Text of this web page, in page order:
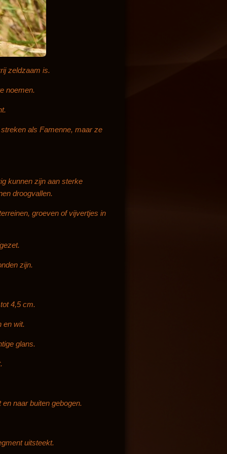
zeldzaam is.
noemen.
als Famenne, maar ze
kunnen zijn aan sterke
droogvallen.
groeven of vijvertjes in
zijn.
4,5 cm.
en wit.
glans.
naar buiten gebogen.
uitsteekt.